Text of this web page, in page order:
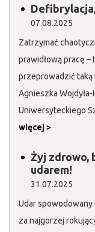
07.08.2025
Zatrzymać
prawidłową pracę
przeprowadzić taką
Agnieszka
Uniwersyteckiego
więcej >
Żyj zdrowo,
udarem!
31.07.2025
Udar
za najgorzej